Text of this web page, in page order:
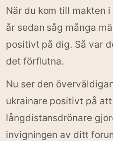
När du kom till makten
år sedan såg många
positivt på dig. Så var
det förflutna.
Nu ser den
ukrainare positivt på
långdistansdrönare
invigningen av ditt